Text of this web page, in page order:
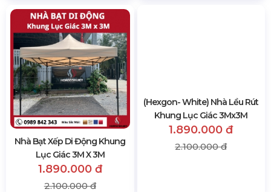
Nhà Bạt Xếp Di Động Khung
Lục Giác 3M X 3M
1.890.000 đ
2.100.000 đ
(Hexgon- White) Nhà Lều Rút
Khung Lục Giác 3Mx3M
1.890.000 đ
2.100.000 đ